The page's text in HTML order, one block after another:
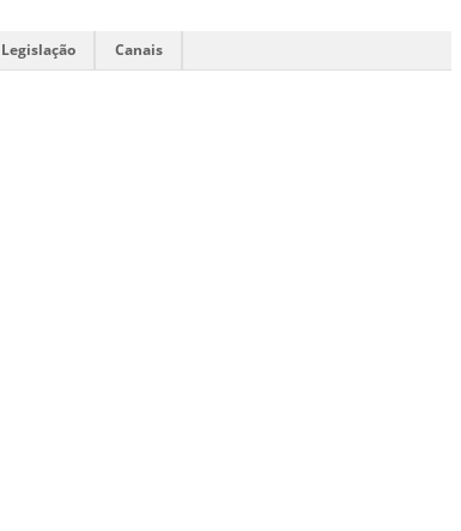
Legislação Canais